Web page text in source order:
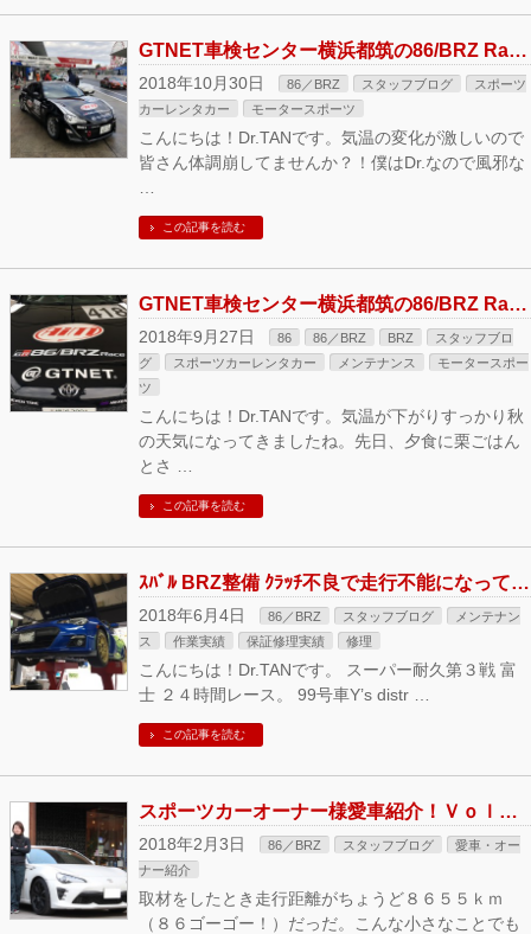
GTNET車検センター横浜都筑の86/BRZ Race参戦ブログ 2018 鈴鹿戦
2018年10月30日 86／BRZ スタッフブログ
スポーツ
カーレンタカー
モータースポーツ
こんにちは！Dr.TANです。気温の変化が激しいので
皆さん体調崩してませんか？！僕はDr.なので風邪な
この記事を読む
GTNET車検センター横浜都筑の86/BRZ Race参戦ブログ2018 もてぎ戦
2018年9月27日 86 86／BRZ BRZ
スタッフブロ
グ
スポーツカーレンタカー メンテナンス
モータースポー
ツ
こんにちは！Dr.TANです。気温が下がりすっかり秋
の天気になってきましたね。先日、夕食に栗ごはん
とさ …
この記事を読む
ｽﾊﾞﾙ BRZ整備 ｸﾗｯﾁ不良で走行不能になってしまいました。
2018年6月4日 86／BRZ スタッフブログ
メンテナン
ス
作業実績 保証修理実績 修理
こんにちは！Dr.TANです。 スーパー耐久第３戦 富
士 ２４時間レース。 99号車Y’s distr …
この記事を読む
スポーツカーオーナー様愛車紹介！Ｖｏｌ１ 丸木さん ８６ ＺＮ６後期
2018年2月3日 86／BRZ スタッフブログ
愛車・オー
ナー紹介
取材をしたとき走行距離がちょうど８６５５ｋｍ
（８６ゴーゴー！）だっだ。こんな小さなことでも